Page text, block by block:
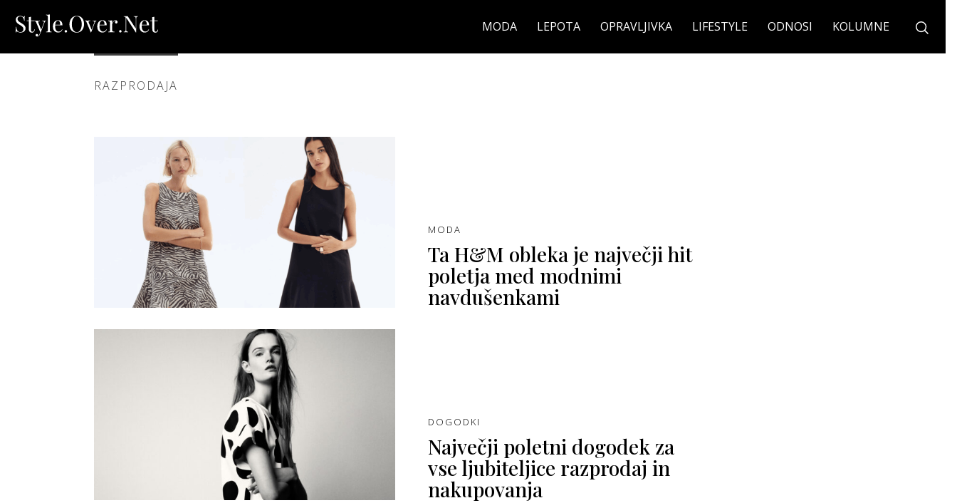
MODA LEPOTA OPRAVLJIVKA LIFESTYLE ODNOSI KOLUMNE
RAZPRODAJA
MODA
Ta H&M obleka je največji hit
poletja med modnimi
navdušenkami
DOGODKI
Največji poletni dogodek za
vse ljubiteljice razprodaj in
nakupovanja